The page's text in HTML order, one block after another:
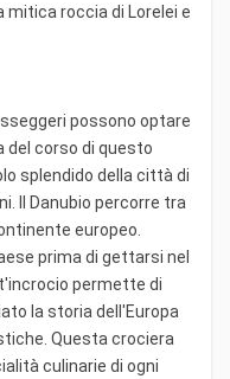
mitica roccia di Lorelei e
possono optare
del corso di questo
splendido della città di
Il Danubio percorre tra
europeo.
prima di gettarsi nel
permette di
la storia dell'Europa
Questa crociera
culinarie di ogni